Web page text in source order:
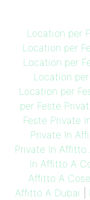
Location per
Location per
Location per
Location
Location per
per Feste
Feste Private
Private In
Private In Affitto
In Affitto A
Affitto A
Affitto A Dubai